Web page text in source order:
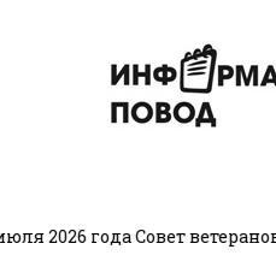
2026 года Совет ветеранов